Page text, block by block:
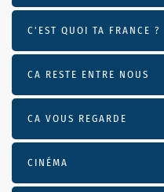
C'EST QUOI TA FRANCE ?
CA RESTE ENTRE NOUS
CA VOUS REGARDE
CINÉMA